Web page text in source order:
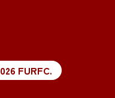
FURFC.